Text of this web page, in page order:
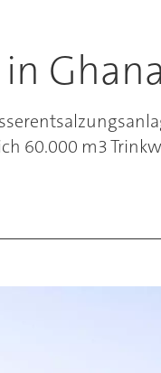
Ghana
60.000 m3